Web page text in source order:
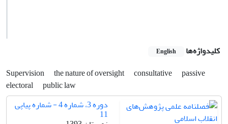
کلیدواژه‌ها English
Supervision the nature of oversight consultative
passive
electoral
public law
دوره 3، شماره 4 - شماره پیاپی
11